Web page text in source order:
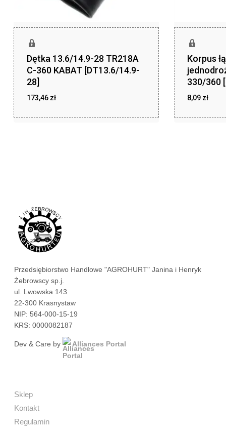
Dętka 13.6/14.9-28 TR218A
C-360 KABAT [DT13.6/14.9-
28]
173,46 zł
Korpus
330/360
8,09 zł
Przedsiębiorstwo Handlowe "AGROHURT" Janina i Henryk
Żebrowscy sp.j.
ul. Lwowska 143
22-300 Krasnystaw
NIP: 564-000-15-19
KRS: 0000082187
Dev & Care by Alliances Portal
Sklep
Kontakt
Regulamin